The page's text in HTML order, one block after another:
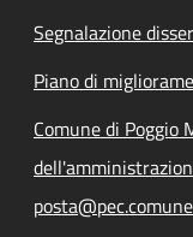
Segnalazione
Piano di
Comune di